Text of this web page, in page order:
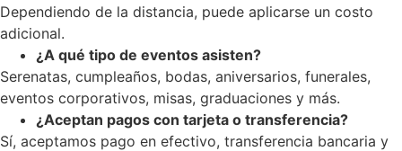
Dependiendo de la distancia, puede aplicarse un costo
adicional.
¿A qué tipo de eventos asisten?
Serenatas, cumpleaños, bodas, aniversarios, funerales,
eventos corporativos, misas, graduaciones y más.
¿Aceptan pagos con tarjeta o transferencia?
Sí, aceptamos pago en efectivo, transferencia bancaria y